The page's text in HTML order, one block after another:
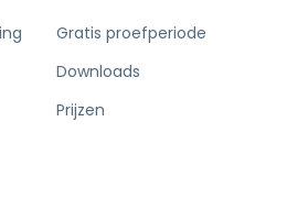
Gratis proefperiode
Downloads
Prijzen